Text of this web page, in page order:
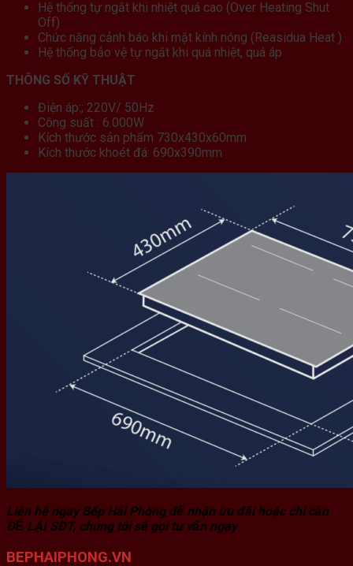
Hệ thống tự ngắt khi nhiệt quá cao (Over Heating Shut
Off)
Chức năng cảnh báo khi mặt kính nóng (Reasidua Heat )
Hệ thống bảo vệ tự ngắt khi quá nhiệt, quá áp
THÔNG SỐ KỸ THUẬT
Điện áp:; 220V/ 50Hz
Công suất : 6.000W
Kích thước sản phẩm 730x430x60mm
Kích thước khoét đá: 690x390mm
Liên hệ ngay Bếp Hải Phòng để nhận ưu đãi hoặc chỉ cần
ĐỂ LẠI SĐT, chúng tôi sẽ gọi tư vấn ngay
BEPHAIPHONG.VN